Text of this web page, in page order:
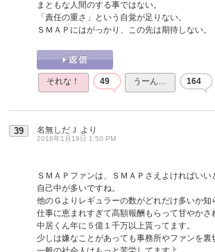
まともな人間のする事ではない。
「責任の重さ」という自覚が足りない。
ＳＭＡＰにはがっかり、この先は期待しない。
それな！ 49 うーん… 164
39 名無しだＪ より
2016年1月19日 1:50 PM
ＳＭＡＰファンは、ＳＭＡＰさえよければいい
自己中が多いですね。
他のＧよりレギュラーの数がどれだけ多いか知
仕事に恵まれすぎて高額報酬もらって甘やかさ
中居くん年に５億１千万以上貰ってます。
少しは嫌なことがあっても事務所やファンを裏